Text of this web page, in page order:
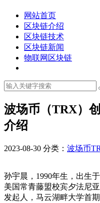
网站首页
区块链介绍
区块链技术
区块链新闻
物联网区块链
波场币（TRX）
介绍
2023-08-30 分类： 波场币
孙宇晨，1990年生，出生
美国常青藤盟校宾夕法尼
发起人，马云湖畔大学首